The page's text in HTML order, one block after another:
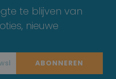
te blijven van
nieuwe
ABONNEREN